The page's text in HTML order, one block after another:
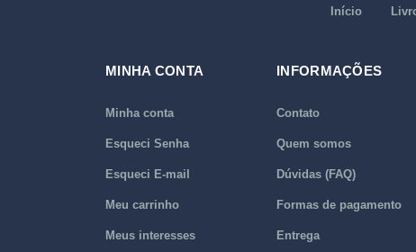
Início
MINHA CONTA
Minha conta
Esqueci Senha
Esqueci E-mail
Meu carrinho
Meus interesses
INFORMAÇÕES
Contato
Quem somos
Dúvidas (FAQ)
Formas de pagamento
Entrega